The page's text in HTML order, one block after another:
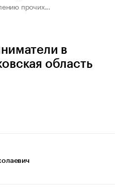
прочих...
в
область